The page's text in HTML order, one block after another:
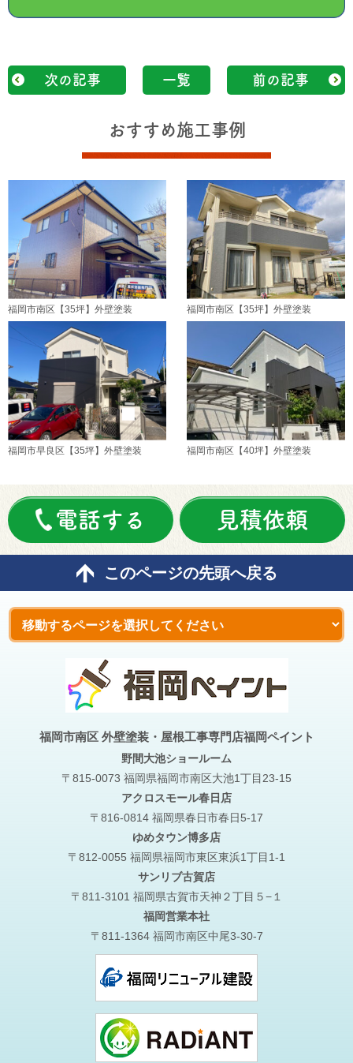
次の記事 一覧 前の記事
おすすめ施工事例
福岡市南区【35坪】外壁塗装 福岡市南区【35坪】外壁塗装
福岡市早良区【35坪】外壁塗装 福岡市南区【40坪】外壁塗装
電話する 見積依頼
このページの先頭へ戻る
福岡市南区 外壁塗装・屋根工事専門店福岡ペイント
野間大池ショールーム
〒815-0073 福岡県福岡市南区大池1丁目23-15
アクロスモール春日店
〒816-0814 福岡県春日市春日5-17
ゆめタウン博多店
〒812-0055 福岡県福岡市東区東浜1丁目1-1
サンリブ古賀店
〒811-3101 福岡県古賀市天神２丁目５−１
福岡営業本社
〒811-1364 福岡市南区中尾3-30-7